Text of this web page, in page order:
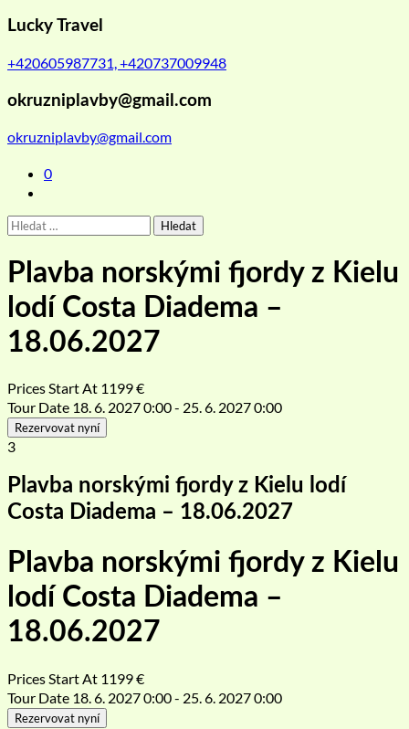
Lucky Travel
+420605987731, +420737009948
okruzniplavby@gmail.com
okruzniplavby@gmail.com
0
Vyhledávání
Plavba norskými fjordy z Kielu
lodí Costa Diadema –
18.06.2027
Prices Start At 1199€
Tour Date 18. 6. 2027 0:00 - 25. 6. 2027 0:00
Rezervovat nyní
3
Plavba norskými fjordy z Kielu lodí
Costa Diadema – 18.06.2027
Plavba norskými fjordy z Kielu
lodí Costa Diadema –
18.06.2027
Prices Start At 1199€
Tour Date 18. 6. 2027 0:00 - 25. 6. 2027 0:00
Rezervovat nyní